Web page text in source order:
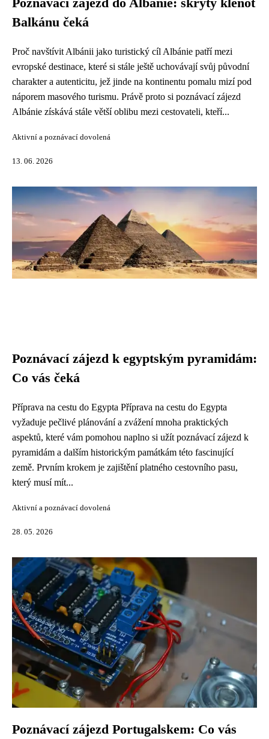
Poznávací zájezd do Albánie: skrytý klenot
Balkánu čeká
Proč navštívit Albánii jako turistický cíl Albánie patří mezi
evropské destinace, které si stále ještě uchovávají svůj původní
charakter a autenticitu, jež jinde na kontinentu pomalu mizí pod
náporem masového turismu. Právě proto si poznávací zájezd
Albánie získává stále větší oblibu mezi cestovateli, kteří...
Aktivní a poznávací dovolená
13. 06. 2026
Poznávací zájezd k egyptským pyramidám:
Co vás čeká
Příprava na cestu do Egypta Příprava na cestu do Egypta
vyžaduje pečlivé plánování a zvážení mnoha praktických
aspektů, které vám pomohou naplno si užít poznávací zájezd k
pyramidám a dalším historickým památkám této fascinující
země. Prvním krokem je zajištění platného cestovního pasu,
který musí mít...
Aktivní a poznávací dovolená
28. 05. 2026
Poznávací zájezd Portugalskem: Co vás